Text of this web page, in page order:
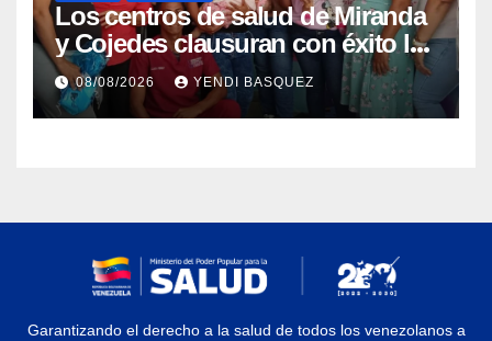
Los centros de salud de Miranda
y Cojedes clausuran con éxito la
Semana Mundial de la Lactancia
Materna
08/08/2026 YENDI BASQUEZ
Garantizando el derecho a la salud de todos los venezolanos a